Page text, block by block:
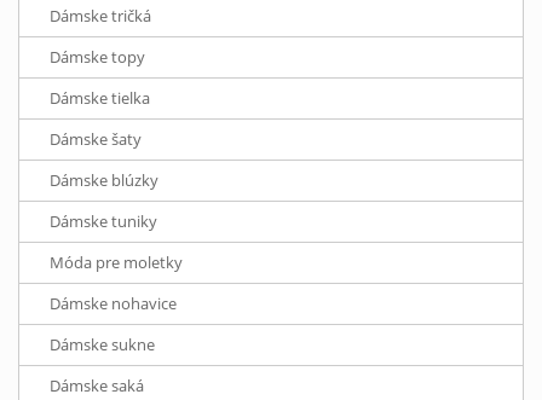
Dámske tričká
Dámske topy
Dámske tielka
Dámske šaty
Dámske blúzky
Dámske tuniky
Móda pre moletky
Dámske nohavice
Dámske sukne
Dámske saká